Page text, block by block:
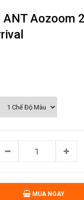
ANT Aozoom
MUA NGAY